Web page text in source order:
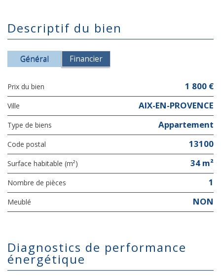
descriptif du bien
Général Financier
Prix du bien 1 800 €
Ville AIX-EN-PROVENCE
Type de biens Appartement
Code postal 13100
Surface habitable (m²) 34 m²
Nombre de pièces 1
Meublé NON
diagnostics de performance
énergétique